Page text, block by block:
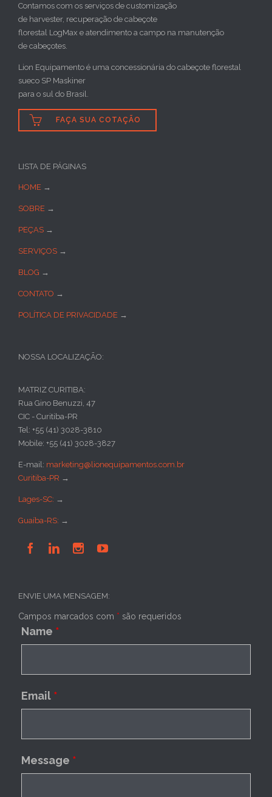
Contamos com os serviços de customização
de harvester, recuperação de cabeçote
florestal LogMax e atendimento a campo na manutenção
de cabeçotes.
Lion Equipamento é uma concessionária do cabeçote florestal
sueco SP Maskiner
para o sul do Brasil.
 FAÇA SUA COTAÇÃO
LISTA DE PÁGINAS
HOME →
SOBRE →
PEÇAS →
SERVIÇOS →
BLOG →
CONTATO →
POLÍTICA DE PRIVACIDADE →
NOSSA LOCALIZAÇÃO:
MATRIZ CURITIBA:
Rua Gino Benuzzi, 47
CIC - Curitiba-PR
Tel: +55 (41) 3028-3810
Mobile: +55 (41) 3028-3827
E-mail: marketing@lionequipamentos.com.br
Curitiba-PR →
Lages-SC: →
Guaíba-RS: →
   
ENVIE UMA MENSAGEM:
Campos marcados com * são requeridos
Name *
Email *
Message *